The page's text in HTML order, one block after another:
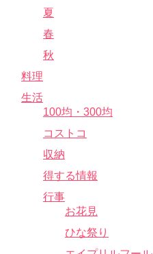
夏
春
秋
料理
生活
100均・300均
コストコ
収納
得する情報
行事
お花見
ひな祭り